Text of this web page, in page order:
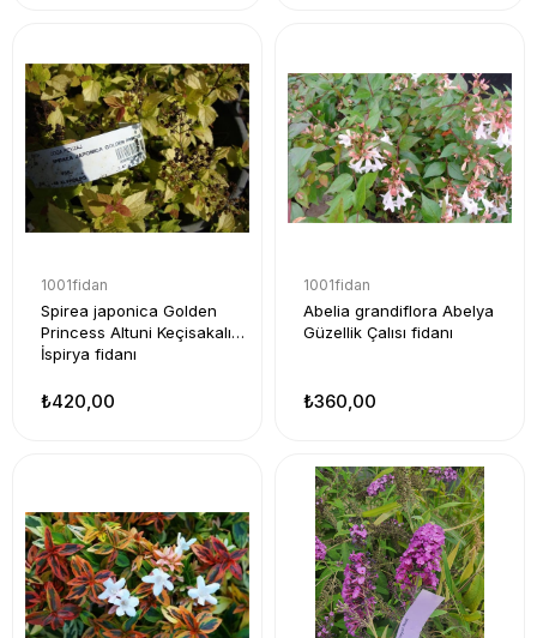
1001fidan
Spirea japonica Golden
Princess Altuni Keçisakalı
İspirya fidanı
₺420,00
1001fidan
Abelia grandiflora Abelya
Güzellik Çalısı fidanı
₺360,00